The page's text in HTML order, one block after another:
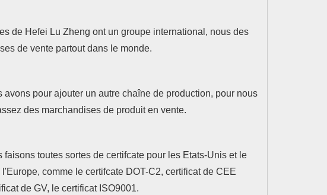
de Hefei Lu Zheng ont un groupe international, nous des
de vente partout dans le monde.
avons pour ajouter un autre chaîne de production, pour nous
des marchandises de produit en vente.
faisons toutes sortes de certifcate pour les Etats-Unis et le
l'Europe, comme le certifcate DOT-C2, certificat de CEE
de GV, le certificat ISO9001.